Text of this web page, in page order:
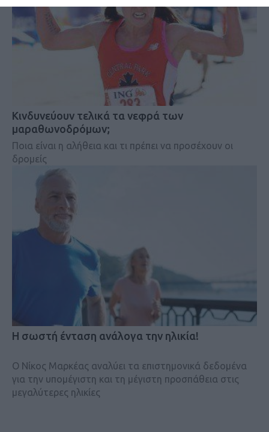
Κινδυνεύουν τελικά τα νεφρά των
μαραθωνοδρόμων;
Ποια είναι η αλήθεια και τι πρέπει να προσέχουν οι
δρομείς
Η σωστή ένταση ανάλογα την ηλικία!
Ο Νίκος Μαρκέας αναλύει τα επιστημονικά δεδομένα
για την υπομέγιστη και τη μέγιστη προσπάθεια στις
μεγαλύτερες ηλικίες